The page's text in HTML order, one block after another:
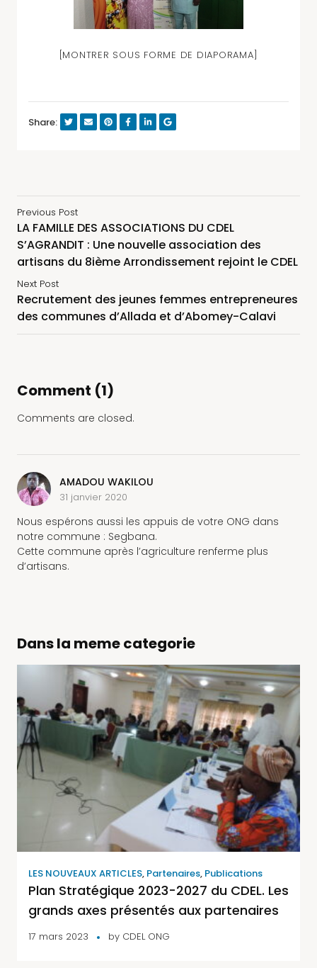
[MONTRER SOUS FORME DE DIAPORAMA]
Share:
Previous Post
LA FAMILLE DES ASSOCIATIONS DU CDEL
S’AGRANDIT : Une nouvelle association des
artisans du 8ième Arrondissement rejoint le CDEL
Next Post
Recrutement des jeunes femmes entrepreneures
des communes d’Allada et d’Abomey-Calavi
Comment (1)
Comments are closed.
AMADOU WAKILOU
31 janvier 2020
Nous espérons aussi les appuis de votre ONG dans
notre commune : Segbana.
Cette commune après l’agriculture renferme plus
d’artisans.
Dans la meme categorie
LES NOUVEAUX ARTICLES, Partenaires, Publications
Plan Stratégique 2023-2027 du CDEL. Les
grands axes présentés aux partenaires
17 mars 2023 by CDEL ONG